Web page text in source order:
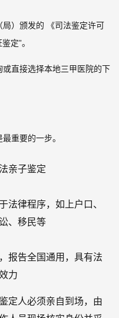
）颁发的 《司法鉴定许可
定”。
直接选择本地三甲医院的下
重要的一步。
亲子鉴定
法律程序，如上户口、
、移民等
报告全国通用，具有法
力
定人必须亲自到场，由